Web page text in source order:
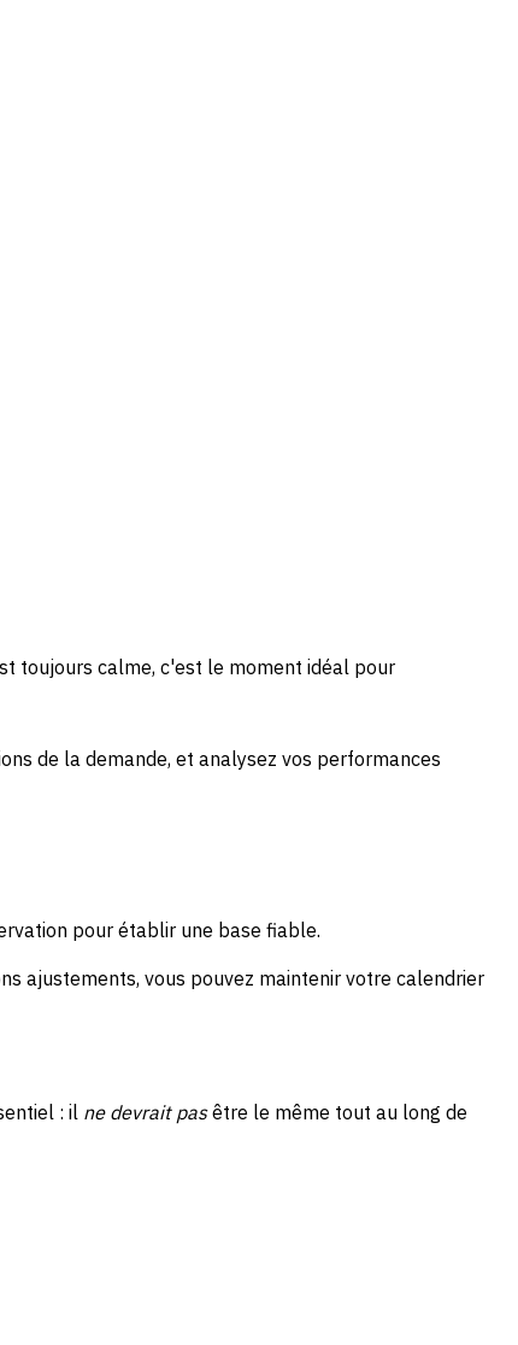
toujours calme, c'est le moment idéal pour
de la demande, et analysez vos performances
pour établir une base fiable.
ajustements, vous pouvez maintenir votre calendrier
: il ne devrait pasêtre le même tout au long de